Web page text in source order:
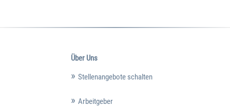
Über Uns
Stellenangebote schalten
Arbeitgeber